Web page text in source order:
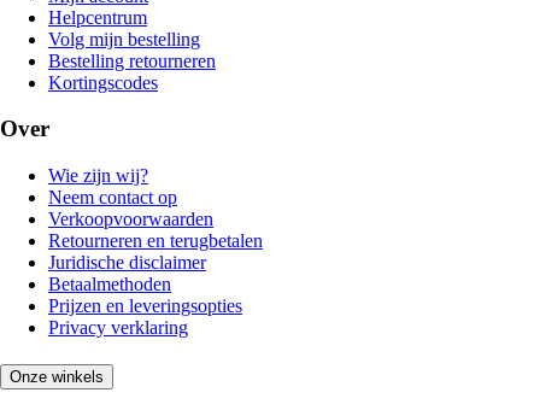
Helpcentrum
Volg mijn bestelling
Bestelling retourneren
Kortingscodes
Over
Wie zijn wij?
Neem contact op
Verkoopvoorwaarden
Retourneren en terugbetalen
Juridische disclaimer
Betaalmethoden
Prijzen en leveringsopties
Privacy verklaring
Onze winkels